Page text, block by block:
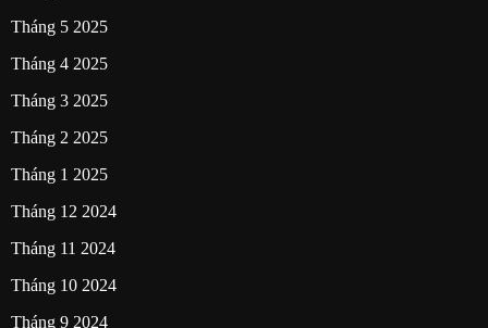
Tháng 5 2025
Tháng 4 2025
Tháng 3 2025
Tháng 2 2025
Tháng 1 2025
Tháng 12 2024
Tháng 11 2024
Tháng 10 2024
Tháng 9 2024